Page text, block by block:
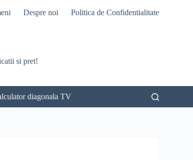
Despre noi Politica de Confidentialitate
si pret!
diagonala TV